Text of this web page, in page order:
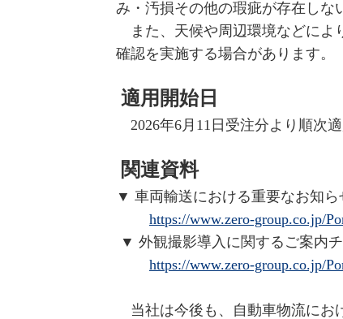
み・汚損その他の瑕疵が存在しな
また、天候や周辺環境などによ
確認を実施する場合があります。
適用開始日
2026年6月11日受注分より順次適
関連資料
▼ 車両輸送における重要なお知ら
https://www.zero-group.co.jp/
▼ 外観撮影導入に関するご案内
https://www.zero-group.co.jp/
当社は今後も、自動車物流にお